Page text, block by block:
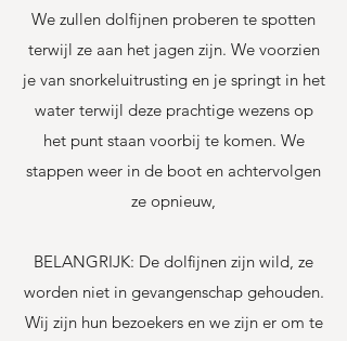
We zullen dolfijnen proberen te spotten
terwijl ze aan het jagen zijn. We voorzien
je van snorkeluitrusting en je springt in het
water terwijl deze prachtige wezens op
het punt staan voorbij te komen. We
stappen weer in de boot en achtervolgen
ze opnieuw,
BELANGRIJK: De dolfijnen zijn wild, ze
worden niet in gevangenschap gehouden.
Wij zijn hun bezoekers en we zijn er om te